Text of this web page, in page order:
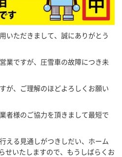
いただきまして、誠にありがとう
業ですが、圧雪車の故障につき未
が、ご理解のほどよろしくお願い
者様のご協力を頂きまして最短で
える見通しがつきしだい、ホーム
せいたしますので、もうしばらくお